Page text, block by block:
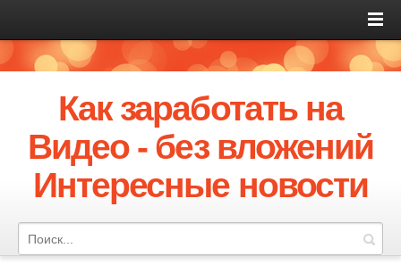
Как заработать на
Видео - без вложений
Интересные новости